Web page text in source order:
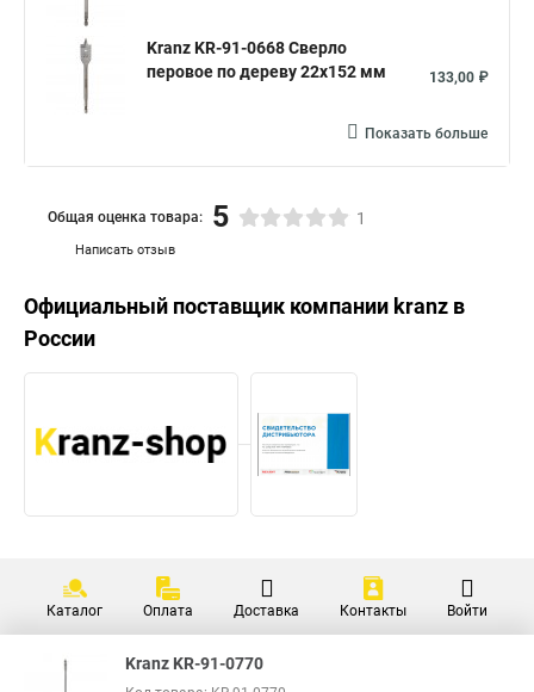
Kranz KR-91-0668 Сверло
перовое по дереву 22х152 мм
133,00 ₽
Показать больше
Написать отзыв
Общая оценка товара: 5 1
Официальный поставщик компании kranz в
России
Каталог Оплата Доставка Контакты Войти
Kranz KR-91-0770